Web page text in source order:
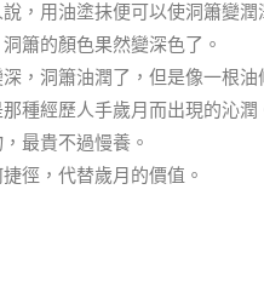
，用油塗抺便可以使洞簫變潤
簫的顏色果然變深色了。
，洞簫油潤了，但是像一根油
種經歷人手歲月而出現的沁潤
最貴不過慢養。
徑，代替歲月的價值。